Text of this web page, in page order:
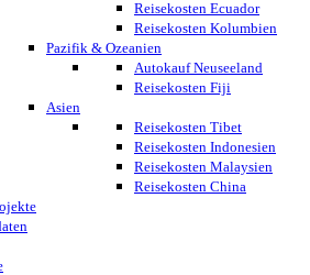
Reisekosten Ecuador
Reisekosten Kolumbien
Pazifik & Ozeanien
Autokauf Neuseeland
Reisekosten Fiji
Asien
Reisekosten Tibet
Reisekosten Indonesien
Reisekosten Malaysien
Reisekosten China